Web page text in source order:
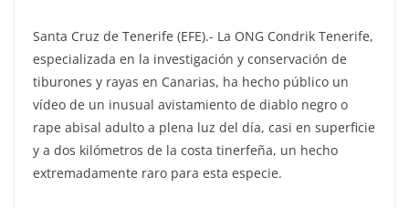
Santa Cruz de Tenerife (EFE).- La ONG Condrik Tenerife,
especializada en la investigación y conservación de
tiburones y rayas en Canarias, ha hecho público un
vídeo de un inusual avistamiento de diablo negro o
rape abisal adulto a plena luz del día, casi en superficie
y a dos kilómetros de la costa tinerfeña, un hecho
extremadamente raro para esta especie.